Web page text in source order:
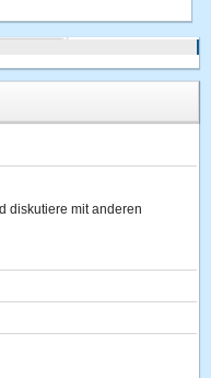
diskutiere mit anderen